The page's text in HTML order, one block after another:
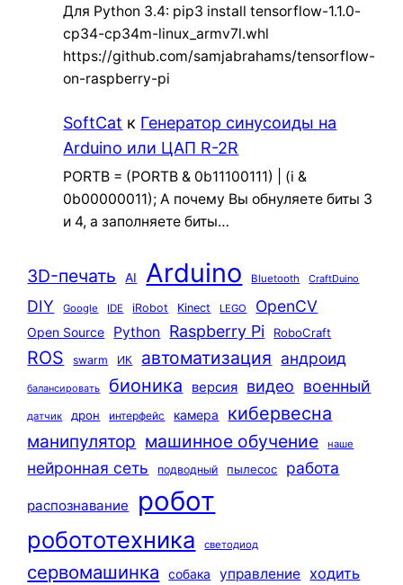
Для Python 3.4: pip3 install tensorflow-1.1.0-
cp34-cp34m-linux_armv7l.whl
https://github.com/samjabrahams/tensorflow-
on-raspberry-pi
SoftCat к Генератор синусоиды на
Arduino или ЦАП R-2R
PORTB = (PORTB & 0b11100111) | (i &
0b00000011); А почему Вы обнуляете биты 3
и 4, а заполняете биты…
3D-печать AI Arduino Bluetooth CraftDuino
DIY Google IDE iRobot Kinect LEGO OpenCV
Open Source Python Raspberry Pi RoboCraft
ROS swarm ИК автоматизация андроид
балансировать бионика версия видео военный
датчик дрон интерфейс камера кибервесна
манипулятор машинное обучение наше
нейронная сеть подводный пылесос работа
распознавание робот
робототехника светодиод
сервомашинка собака управление ходить